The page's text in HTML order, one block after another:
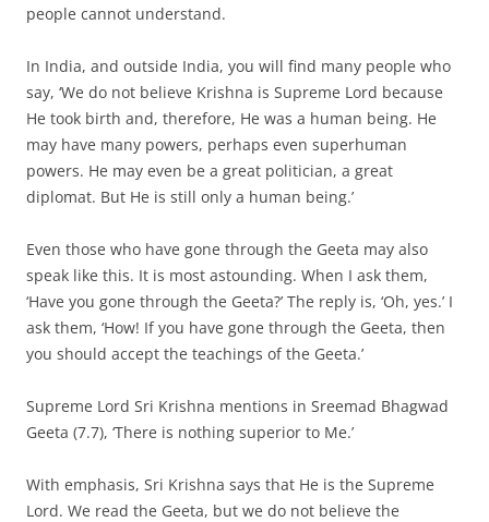
people cannot understand.
In India, and outside India, you will find many people who
say, ‘We do not believe Krishna is Supreme Lord because
He took birth and, therefore, He was a human being. He
may have many powers, perhaps even superhuman
powers. He may even be a great politician, a great
diplomat. But He is still only a human being.’
Even those who have gone through the Geeta may also
speak like this. It is most astounding. When I ask them,
‘Have you gone through the Geeta?’ The reply is, ‘Oh, yes.’ I
ask them, ‘How! If you have gone through the Geeta, then
you should accept the teachings of the Geeta.’
Supreme Lord Sri Krishna mentions in Sreemad Bhagwad
Geeta (7.7), ‘There is nothing superior to Me.’
With emphasis, Sri Krishna says that He is the Supreme
Lord. We read the Geeta, but we do not believe the